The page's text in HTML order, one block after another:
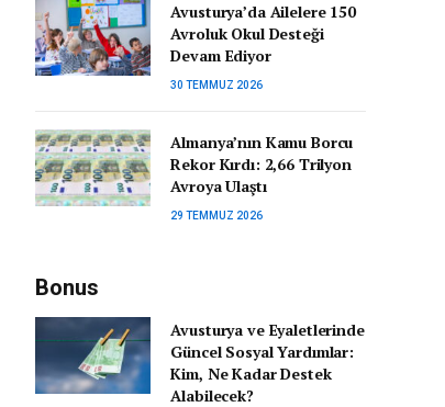
Avusturya’da Ailelere 150
Avroluk Okul Desteği
Devam Ediyor
30 TEMMUZ 2026
Almanya’nın Kamu Borcu
Rekor Kırdı: 2,66 Trilyon
Avroya Ulaştı
29 TEMMUZ 2026
Bonus
Avusturya ve Eyaletlerinde
Güncel Sosyal Yardımlar:
Kim, Ne Kadar Destek
Alabilecek?